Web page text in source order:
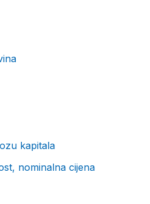
kapitala
nominalna cijena